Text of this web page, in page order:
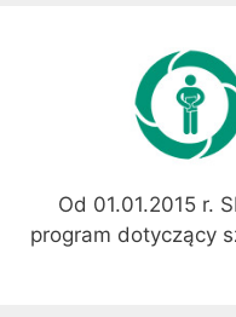
Od 01.01.2015 r.
program dotyczący